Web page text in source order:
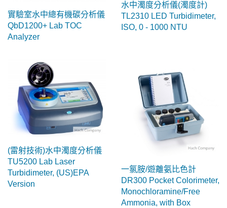
實驗室水中總有機碳分析儀
QbD1200+ Lab TOC
Analyzer
水中濁度分析儀(濁度計)
TL2310 LED Turbidimeter,
ISO, 0 - 1000 NTU
(雷射技術)水中濁度分析儀
TU5200 Lab Laser
Turbidimeter, (US)EPA
Version
一氯胺/遊離氨比色計
DR300 Pocket Colorimeter,
Monochloramine/Free
Ammonia, with Box